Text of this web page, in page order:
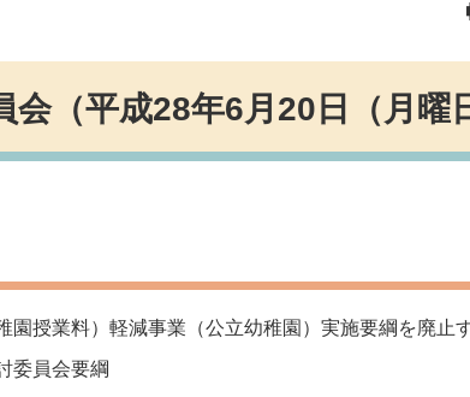
会（平成28年6月20日（月曜
園授業料）軽減事業（公立幼稚園）実施要綱を廃止
委員会要綱